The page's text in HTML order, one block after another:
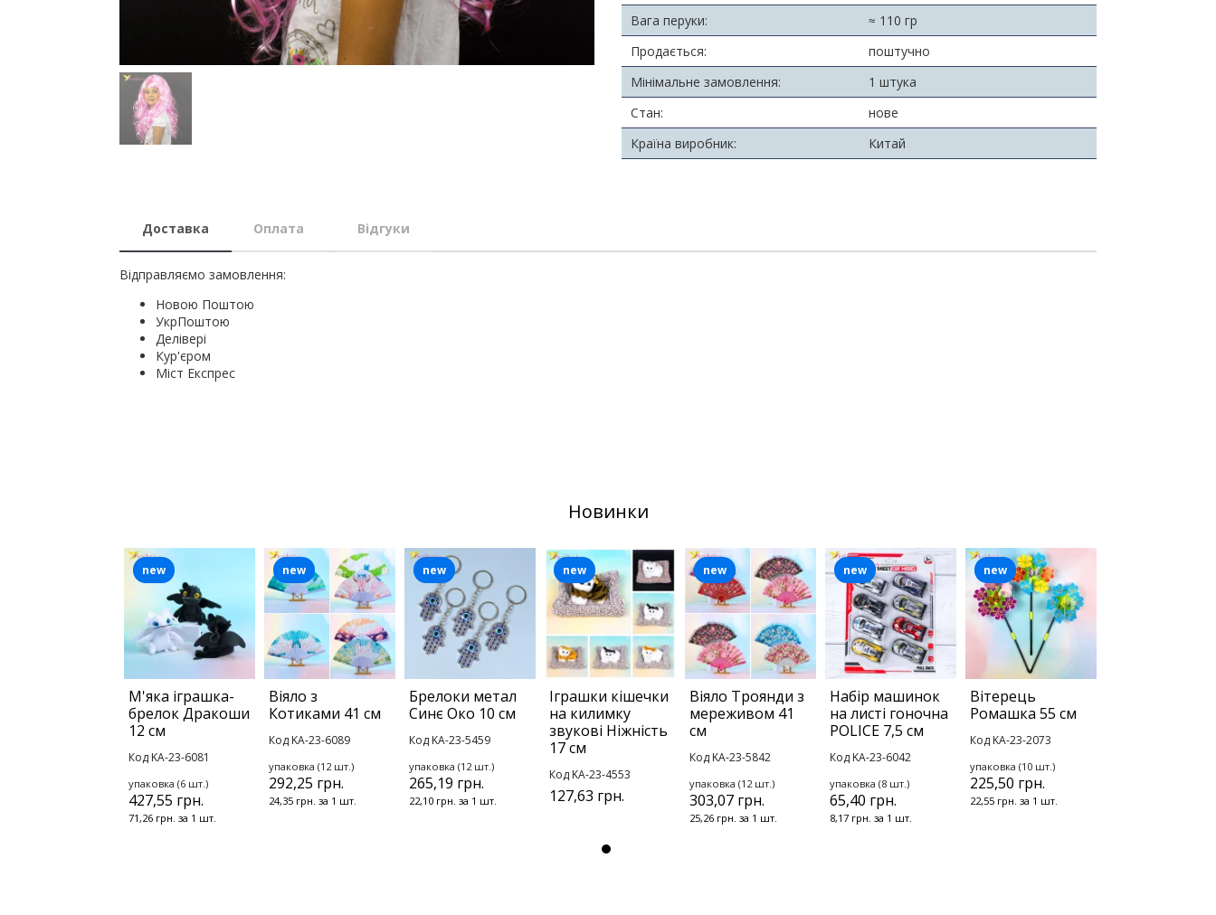
Вага перуки:
≈ 110 гр
Продається:
поштучно
Мінімальне замовлення:
1 штука
Стан:
нове
Країна виробник:
Китай
Доставка Оплата Відгуки
Відправляємо замовлення:
Новою Поштою
УкрПоштою
Делівері
Кур'єром
Міст Експрес
Новинки
М'яка іграшка-
брелок Дракоши
12 см
Код KA-23-6081
упаковка (6 шт.)
427,55 грн.
71,26 грн. за 1 шт.
new
Віяло з
Котиками 41 см
Код KA-23-6089
упаковка (12 шт.)
292,25 грн.
24,35 грн. за 1 шт.
new
Брелоки метал
Синє Око 10 см
Код KA-23-5459
упаковка (12 шт.)
265,19 грн.
22,10 грн. за 1 шт.
new
Іграшки кішечки
на килимку
звукові Ніжність
17 см
Код KA-23-4553
127,63 грн.
new
Віяло Троянди з
мереживом 41
см
Код KA-23-5842
упаковка (12 шт.)
303,07 грн.
25,26 грн. за 1 шт.
new
Набір машинок
на листі гоночна
POLICE 7,5 см
Код KA-23-6042
упаковка (8 шт.)
65,40 грн.
8,17 грн. за 1 шт.
new
Вітерець
Ромашка 55 см
Код KA-23-2073
упаковка (10 шт.)
225,50 грн.
22,55 грн. за 1 шт.
new